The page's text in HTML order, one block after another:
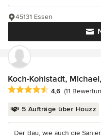
45131 Essen
Koch-Kohlstadt,
Durchschnittliche
4,6 (11
5 Aufträge über Houzz
Der Bau, wie auch die